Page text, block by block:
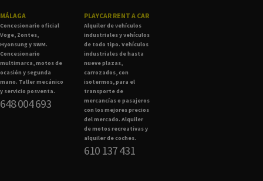
MÁLAGA
Concesionario oficial
Voge, Zontes,
Hyonsung y SWM.
Concesionario
multimarca, motos de
ocasión y segunda
mano. Taller mecánico
y servicio posventa.
648 004 693
PLAYCAR RENT A CAR
Alquiler de vehículos
industriales y vehículos
de todo tipo. Vehículos
industriales de hasta
nueve plazas,
carrozados, con
isotermos, para el
transporte de
mercancías o pasajeros
con los mejores precios
del mercado. Alquiler
de motos recreativas y
alquiler de coches.
610 137 431